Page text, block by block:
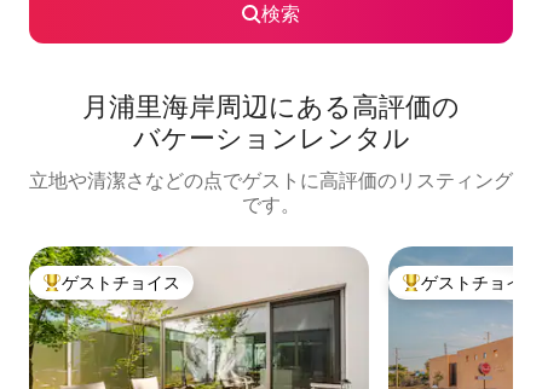
検索
月浦里海岸⁠周⁠辺⁠に⁠あ⁠る高⁠評⁠価⁠の
バ⁠ケ⁠ー⁠シ⁠ョ⁠ン⁠レ⁠ン⁠タ⁠ル
立地や清潔さなどの点でゲストに高評価のリスティング
です。
大好評のゲストチョイスです。
ゲストチョイス 大好評のゲスト
ゲストチョイス